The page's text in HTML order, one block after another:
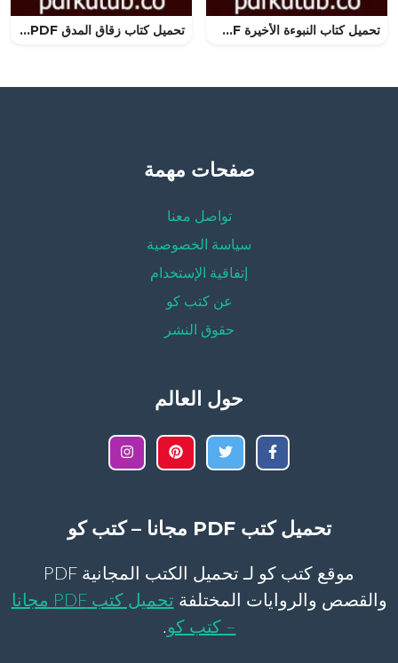
تحميل كتاب النبوءة الأخيرة PDF تأليف كريم مجدي مجانا [كامل] تحميل كتاب زقاق المدق PDF تأليف نجيب محفوظ مجانا [كامل]
صفحات مهمة
تواصل معنا
سياسة الخصوصية
إتفاقية الإستخدام
عن كتب كو
حقوق النشر
حول العالم
تحميل كتب PDF مجانا – كتب كو
موقع كتب كو لـ تحميل الكتب المجانية PDF
والقصص والروايات المختلفة
تحميل كتب PDF مجانا
– كتب كو.